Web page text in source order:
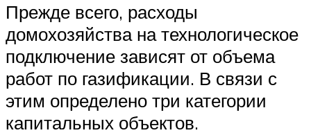
Прежде всего, расходы
домохозяйства на технологическое
подключение зависят от объема
работ по газификации. В связи с
этим определено три категории
капитальных объектов.